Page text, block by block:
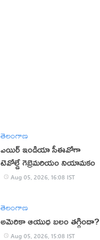
తెలంగాణ
ఎయిర్ ఇండియా సీఈవోగా
టెవోల్డే గెబ్రెమరియం నియామకం
Aug 05, 2026, 16:08 IST
తెలంగాణ
అమెరికా ఆయుధ బలం తగ్గిందా?
Aug 05, 2026, 15:08 IST